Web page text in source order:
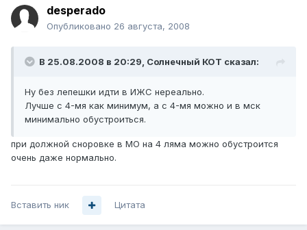
desperado
Опубликовано 26 августа, 2008
В 25.08.2008 в 20:29, Солнечный КОТ сказал:
Ну без лепешки идти в ИЖС нереально.
Лучше с 4-мя как минимум, а с 4-мя можно и в мск
минимально обустроиться.
при должной сноровке в МО на 4 ляма можно обустроится
очень даже нормально.
Вставить ник Цитата